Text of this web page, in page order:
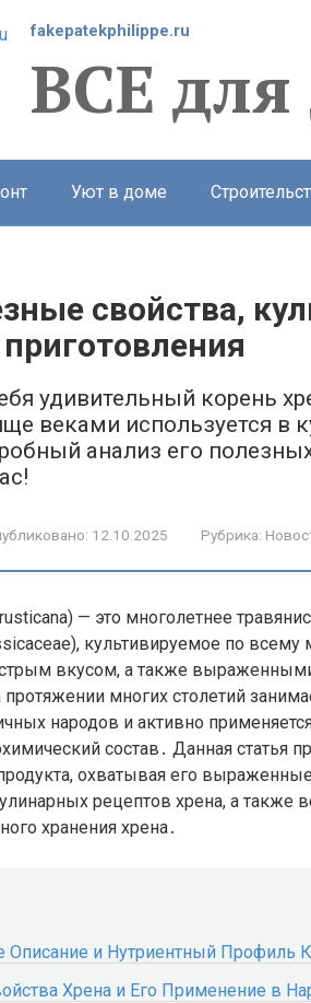
fakepatekphilippe.ru
ВСЕ
Уют в доме
свойства,
удивительный корень
веками используется в
анализ его
12.10.2025 Рубрика:
— это многолетнее
культивируемое по всему
вкусом, а также
протяжении многих столетий
народов и активно
состав․ Данная статья
охватывая его
рецептов хрена, а также
хранения хрена․
Описание и Нутриентный Профиль
Хрена и Его Применение в